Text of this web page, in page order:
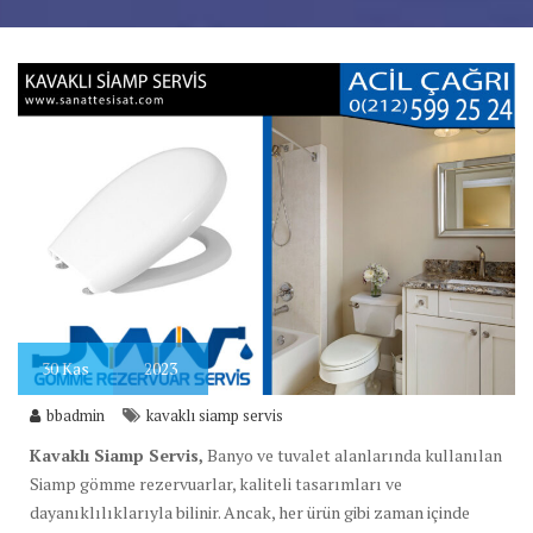
30Kas 2023
bbadmin kavaklı siamp servis
Kavaklı Siamp Servis, Banyo ve tuvalet alanlarında kullanılan
Siamp gömme rezervuarlar, kaliteli tasarımları ve
dayanıklılıklarıyla bilinir. Ancak, her ürün gibi zaman içinde